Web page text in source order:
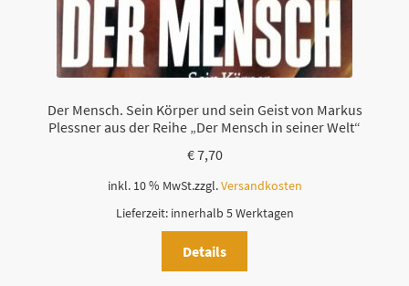
Der Mensch. Sein Körper und sein Geist von Markus
Plessner aus der Reihe „Der Mensch in seiner Welt“
€7,70
inkl. 10 % MwSt.zzgl.Versandkosten
Lieferzeit: innerhalb 5 Werktagen
Details